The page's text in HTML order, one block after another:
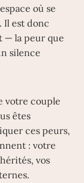
où se
Il est donc
— la peur que
silence
votre couple
êtes
ces peurs,
: votre
vos